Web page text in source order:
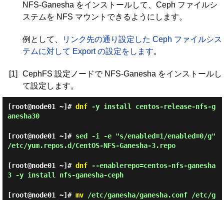
NFS-Ganesha をインストールして、Ceph ファイルシ
ステムを NFS マウントできるようにします。
例として、
リンク先の通り設定した Ceph ファイルシス
テムに対して Export の設定をします。
[1]
CephFS 設定ノードで NFS-Ganesha をインストールし
て設定します。
[root@node01 ~]# dnf-y install centos-release-nfs-g
anesha30
[root@node01 ~]# sed -i -e "s/enabled=1/enabled=0/g"
/etc/yum.repos.d/CentOS-NFS-Ganesha-3.repo
[root@node01 ~]# dnf--enablerepo=centos-nfs-ganesha
3 -y install nfs-ganesha-ceph
[root@node01 ~]# mv/etc/ganesha/ganesha.conf /etc/g